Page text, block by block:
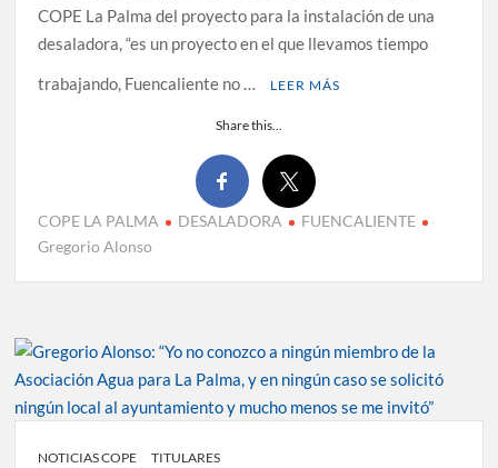
COPE La Palma del proyecto para la instalación de una
desaladora, “es un proyecto en el que llevamos tiempo
trabajando, Fuencaliente no …
LEER MÁS
Share this...
COPE LA PALMA DESALADORA
FUENCALIENTE
Gregorio Alonso
NOTICIAS COPE TITULARES